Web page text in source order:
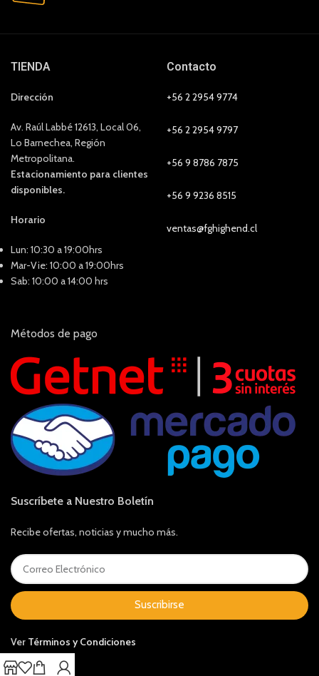
TIENDA
Dirección
Av. Raúl Labbé 12613, Local 06,
Lo Barnechea, Región
Metropolitana.
Estacionamiento para clientes
disponibles.
Horario
Lun: 10:30 a 19:00hrs
Mar-Vie: 10:00 a 19:00hrs
Sab: 10:00 a 14:00 hrs
Contacto
+56 2 2954 9774
+56 2 2954 9797
+56 9 8786 7875
+56 9 9236 8515
ventas@fghighend.cl
Métodos de pago
Suscríbete a Nuestro Boletín
Recibe ofertas, noticias y mucho más.
Suscribirse
Ver Términos y Condiciones